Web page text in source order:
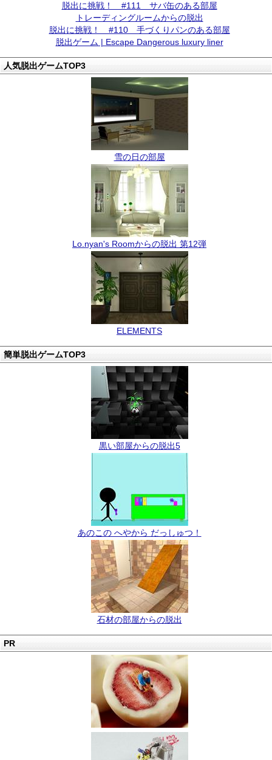
脱出に挑戦！ #111 サバ缶のある部屋
トレーディングルームからの脱出
脱出に挑戦！ #110 手づくりパンのある部屋
脱出ゲーム | Escape Dangerous luxury liner
人気脱出ゲームTOP3
雪の日の部屋
Lo.nyan's Roomからの脱出 第12弾
ELEMENTS
簡単脱出ゲームTOP3
黒い部屋からの脱出5
あのこの へやから だっしゅつ！
石材の部屋からの脱出
PR